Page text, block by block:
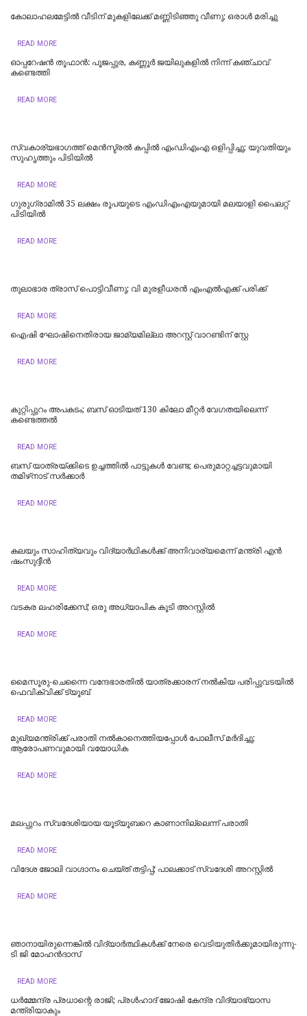
കോലാഹലമേട്ടിൽ വീടിന് മുകളിലേക്ക് മണ്ണിടിഞ്ഞു വീണു; ഒരാൾ മരിച്ചു
READ MORE
ഓപ്പറേഷൻ തൂഫാൻ: പൂജപ്പുര, കണ്ണൂർ ജയിലുകളിൽ നിന്ന് കഞ്ചാവ്
കണ്ടെത്തി
READ MORE
സ്വകാര്യഭാഗത്ത് മെൻസ്ട്രൽ കപ്പിൽ എംഡിഎംഎ ഒളിപ്പിച്ചു; യുവതിയും
സുഹൃത്തും പിടിയിൽ
READ MORE
ഗുരുഗ്രാമിൽ 35 ലക്ഷം രൂപയുടെ എംഡിഎംഎയുമായി മലയാളി പൈലറ്റ്
പിടിയില്‍
READ MORE
തുലാഭാര ത്രാസ് പൊട്ടിവീണു; വി മുരളീധരന്‍ എംഎല്‍എക്ക് പരിക്ക്
READ MORE
ഐഷി ഘോഷിനെതിരായ ജാമ്യമില്ലാ അറസ്റ്റ് വാറണ്ടിന് സ്റ്റേ
READ MORE
കുറ്റിപ്പുറം അപകടം; ബസ് ഓടിയത് 130 കിലോ മീറ്റർ വേഗതയിലെന്ന്
കണ്ടെത്തൽ
READ MORE
ബസ് യാത്രയ്ക്കിടെ ഉച്ചത്തിൽ പാട്ടുകൾ വേണ്ട; പെരുമാറ്റച്ചട്ടവുമായി
തമിഴ്‌നാട് സര്‍ക്കാര്‍
READ MORE
കലയും സാഹിത്യവും വിദ്യാർഥികൾക്ക് അനിവാര്യമെന്ന് മന്ത്രി എൻ
ഷംസുദ്ദീൻ
READ MORE
വടകര ലഹരിക്കേസ്; ഒരു അധ്യാപിക കൂടി അറസ്റ്റില്‍
READ MORE
മൈസൂരു-ചെന്നൈ വന്ദേഭാരതില്‍ യാത്രക്കാരന് നല്‍കിയ പരിപ്പുവടയില്‍
ഫെവിക്വിക്ക് ട്യൂബ്
READ MORE
മുഖ്യമന്ത്രിക്ക് പരാതി നൽകാനെത്തിയപ്പോൾ പോലീസ് മർദിച്ചു;
ആരോപണവുമായി വയോധിക
READ MORE
മലപ്പുറം സ്വദേശിയായ യൂട്യൂബറെ കാണാനില്ലെന്ന് പരാതി
READ MORE
വിദേശ ജോലി വാഗ്ദാനം ചെയ്ത് തട്ടിപ്പ്; പാലക്കാട് സ്വദേശി അറസ്റ്റിൽ
READ MORE
ഞാനായിരുന്നെങ്കില്‍ വിദ്യാര്‍ത്ഥികള്‍ക്ക് നേരെ വെടിയുതിര്‍ക്കുമായിരുന്നു-
ടി ജി മോഹൻദാസ്
READ MORE
ധര്‍മ്മേന്ദ്ര പ്രധാന്റെ രാജി; പ്രള്‍ഹാദ് ജോഷി കേന്ദ്ര വിദ്യാഭ്യാസ
മന്ത്രിയാകും